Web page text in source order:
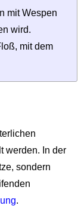
mit Wespen
wird.
mit dem
werden. In der
sondern
.